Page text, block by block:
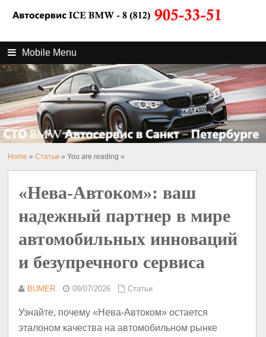
Mobile Menu
Home »Статьи » You are reading »
«Нева-Автоком»: ваш
надежный партнер в мире
автомобильных инноваций
и безупречного сервиса
BUMER 09/07/2026 Статьи
Узнайте, почему «Нева-Автоком» остается
эталоном качества на автомобильном рынке